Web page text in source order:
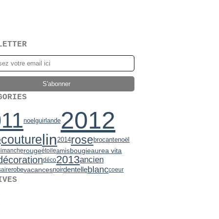
noelguirlande2012
couturelin2014rosebrocantenoël
rougeétoileamisbougieaurea vita
déco2013ancien
robevacancesnoirdentelleblanccoeur